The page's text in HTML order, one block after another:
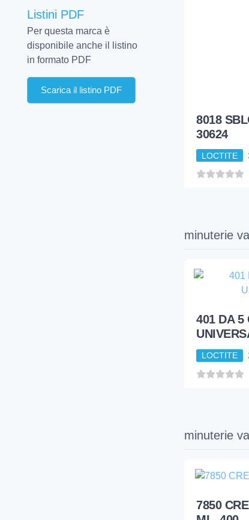
Listini PDF
Per questa marca è
disponibile anche il listino
in formato PDF
Scarica il listino PDF
8018
30624
LOCTITE
minuterie
401 DA 5
LOCTITE
minuterie
7850